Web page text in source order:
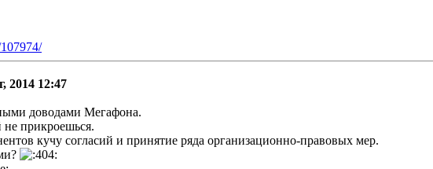
2014 12:47
доводами Мегафона.
не прикроешься.
кучу согласий и принятие ряда организационно-правовых мер.